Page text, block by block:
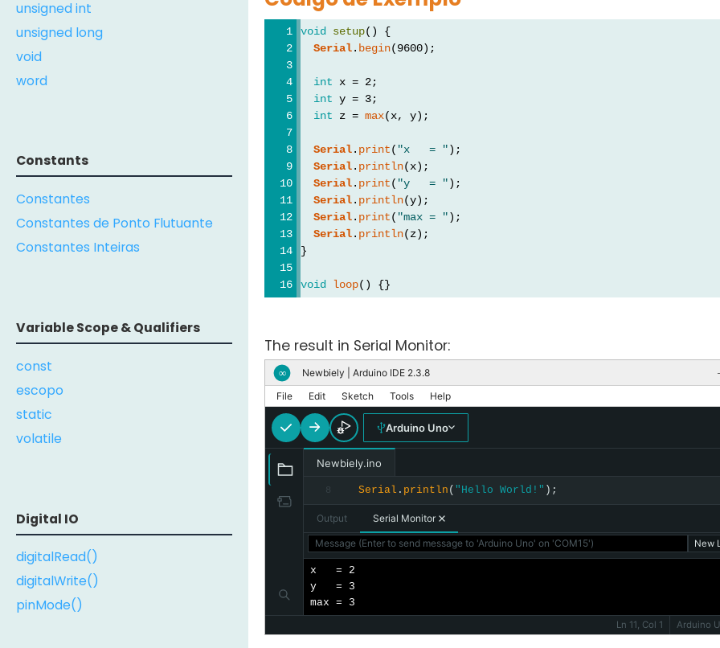
unsigned int
unsigned long
void
word
Constants
Constantes
Constantes de Ponto Flutuante
Constantes Inteiras
Variable Scope & Qualifiers
const
escopo
static
volatile
Digital IO
digitalRead()
digitalWrite()
pinMode()
void setup() {
Serial. begin(9600);
int x = 2;
int y = 3;
int z = max(x, y);
Serial. print( "x   = ");
Serial. println(x);
Serial. print( "y   = ");
Serial. println(y);
Serial. print( "max = ");
Serial. println(z);
}
void loop() {}
The result in Serial Monitor:
∞ Newbiely | Arduino IDE 2.3.8
File Edit Sketch Tools Help
Arduino Uno
Newbiely.ino
8 Serial . println ( "Hello World!" );
Output Serial Monitor
Message (Enter to send message to 'Arduino Uno' on 'COM15') New
x   = 2
y   = 3
max = 3
Ln 11, Col 1
Arduino